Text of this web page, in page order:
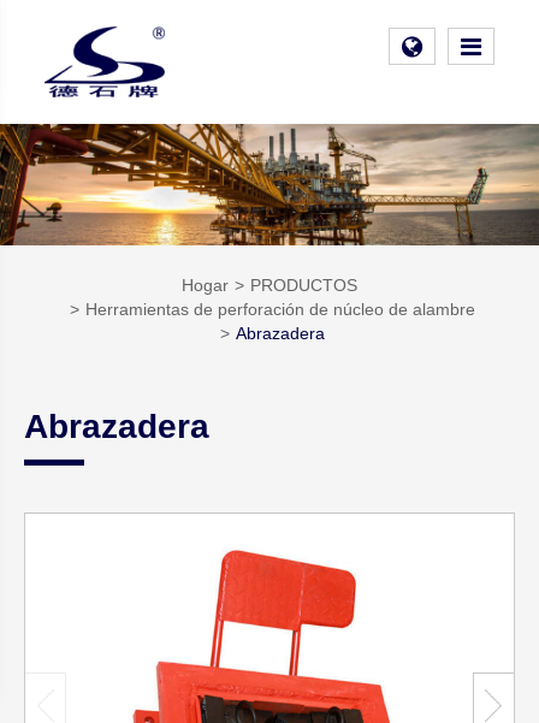
Hogar
PRODUCTOS
Herramientas de perforación de núcleo de alambre
Abrazadera
Abrazadera